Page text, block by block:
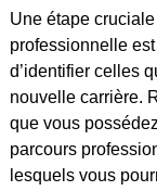
Une étape
professionnelle
d’identifier celles
nouvelle carrière.
que vous
parcours
lesquels vous